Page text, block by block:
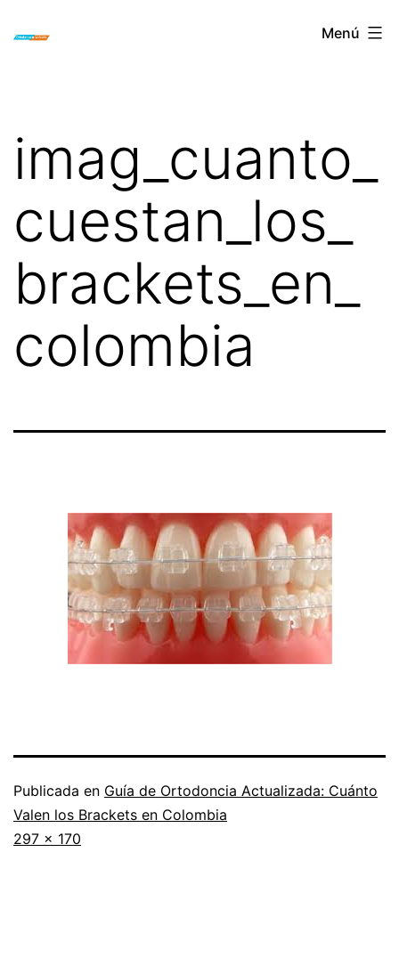
ORTODONCIA
Menú
imag_cuanto_
cuestan_los_
brackets_en_
colombia
Publicada en Guía de Ortodoncia Actualizada: Cuánto
Valen los Brackets en Colombia
Tamaño
297 × 170